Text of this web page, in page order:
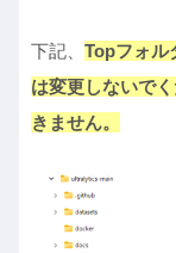
下記、 Topフォル
は変更しないで
きません。